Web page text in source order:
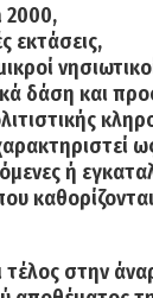
2000,
εκτάσεις,
δάση και
ή
τέλος στην